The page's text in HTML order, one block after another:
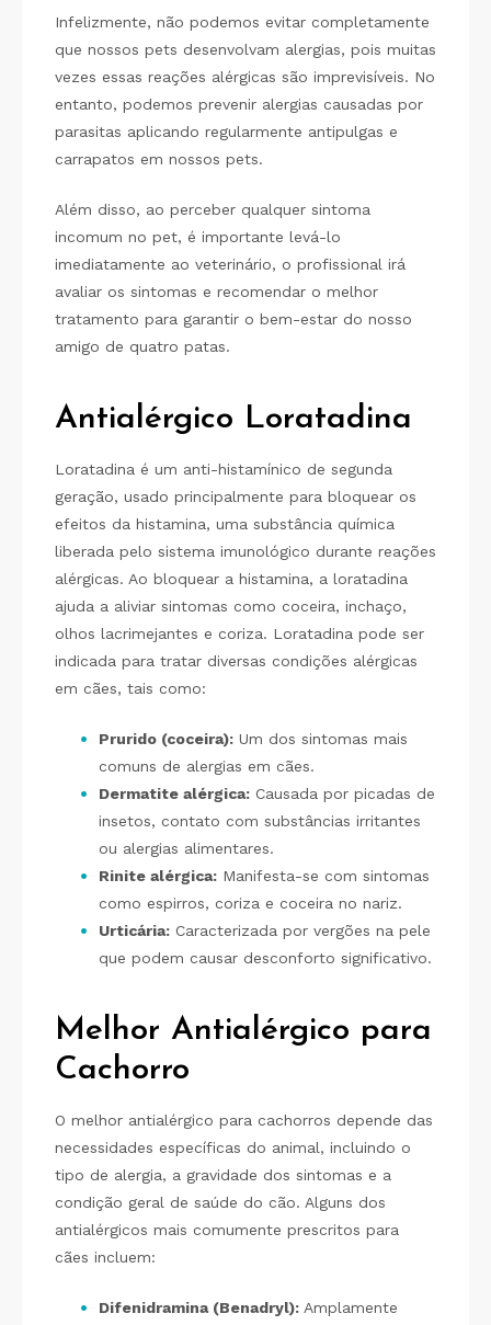
Infelizmente, não podemos evitar completamente
que nossos pets desenvolvam alergias, pois muitas
vezes essas reações alérgicas são imprevisíveis. No
entanto, podemos prevenir alergias causadas por
parasitas aplicando regularmente antipulgas e
carrapatos em nossos pets.
Além disso, ao perceber qualquer sintoma
incomum no pet, é importante levá-lo
imediatamente ao veterinário, o profissional irá
avaliar os sintomas e recomendar o melhor
tratamento para garantir o bem-estar do nosso
amigo de quatro patas.
Antialérgico Loratadina
Loratadina é um anti-histamínico de segunda
geração, usado principalmente para bloquear os
efeitos da histamina, uma substância química
liberada pelo sistema imunológico durante reações
alérgicas. Ao bloquear a histamina, a loratadina
ajuda a aliviar sintomas como coceira, inchaço,
olhos lacrimejantes e coriza. Loratadina pode ser
indicada para tratar diversas condições alérgicas
em cães, tais como:
Prurido (coceira): Um dos sintomas mais
comuns de alergias em cães.
Dermatite alérgica: Causada por picadas de
insetos, contato com substâncias irritantes
ou alergias alimentares.
Rinite alérgica: Manifesta-se com sintomas
como espirros, coriza e coceira no nariz.
Urticária: Caracterizada por vergões na pele
que podem causar desconforto significativo.
Melhor Antialérgico para
Cachorro
O melhor antialérgico para cachorros depende das
necessidades específicas do animal, incluindo o
tipo de alergia, a gravidade dos sintomas e a
condição geral de saúde do cão. Alguns dos
antialérgicos mais comumente prescritos para
cães incluem:
Difenidramina (Benadryl): Amplamente